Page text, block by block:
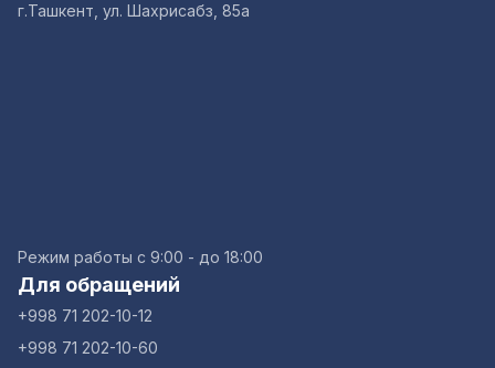
г.Ташкент, ул. Шахрисабз, 85а
Режим работы с 9:00 - до 18:00
Для обращений
+998 71 202-10-12
+998 71 202-10-60